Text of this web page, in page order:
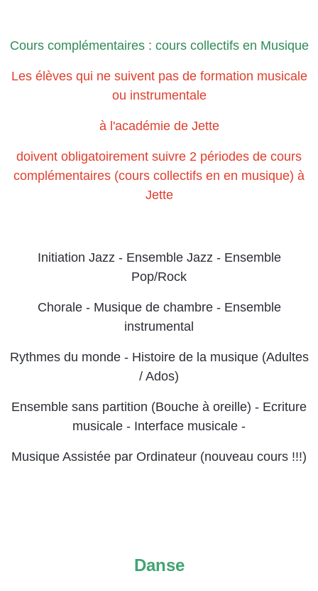
Cours complémentaires : cours collectifs en Musique
Les élèves qui ne suivent pas de formation musicale
ou instrumentale
à l'académie de Jette
doivent obligatoirement suivre 2 périodes de cours
complémentaires (cours collectifs en en musique) à
Jette
Initiation Jazz - Ensemble Jazz - Ensemble
Pop/Rock
Chorale - Musique de chambre - Ensemble
instrumental
Rythmes du monde - Histoire de la musique (Adultes
/ Ados)
Ensemble sans partition (Bouche à oreille) - Ecriture
musicale - Interface musicale -
Musique Assistée par Ordinateur (nouveau cours !!!)
Danse